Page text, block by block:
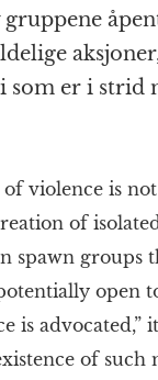
gruppene
som er i strid
of violence is
of
spawn groups
open
is advocated,” it
of such